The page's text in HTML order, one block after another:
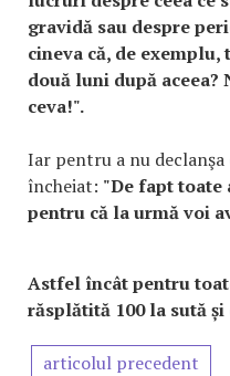
gravidă sau despre
cineva că, de
două luni după aceea?
ceva!".
Iar pentru a nu
încheiat: "De fapt toate
pentru că la urmă voi
Astfel încât pentru
răsplătită 100 la sută
articolul precedent